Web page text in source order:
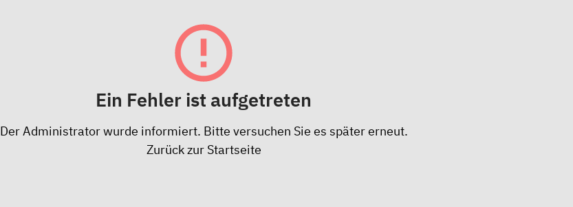
Ein Fehler ist aufgetreten
Der Administrator wurde informiert. Bitte versuchen Sie es später erneut.
Zurück zur Startseite